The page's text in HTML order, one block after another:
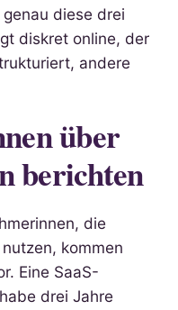
diese drei
diskret online, der
andere
über
berichten
die
kommen
Eine SaaS-
drei Jahre